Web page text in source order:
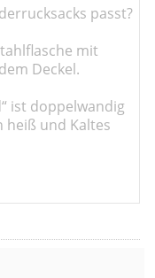
passt?
mit
Deckel.
ist doppelwandig
heiß und Kaltes